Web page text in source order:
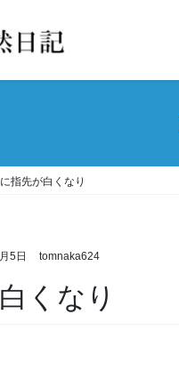
指先が白くなり
5日 tomnaka624
くなり